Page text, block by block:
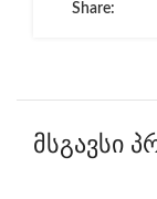
Share:
მსგავსი